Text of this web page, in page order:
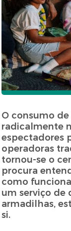
O consumo
radicalmente
espectadores
operadoras
tornou-se o
procura
como
um serviço de
armadilhas,
si.